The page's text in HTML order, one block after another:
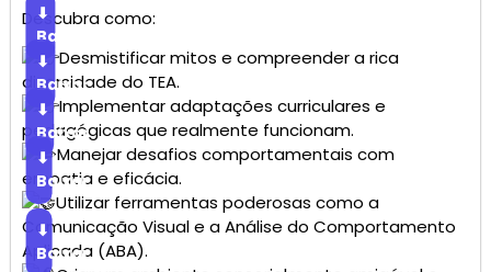
Descubra como:
⬇
Baixar
Desmistificar mitos e compreender a rica
diversidade do TEA.
⬇
Baixar
Implementar adaptações curriculares e
pedagógicas que realmente funcionam.
⬇
Baixar
Manejar desafios comportamentais com
empatia e eficácia.
⬇
Baixar
Utilizar ferramentas poderosas como a
Comunicação Visual e a Análise do Comportamento
Aplicada (ABA).
⬇
Baixar